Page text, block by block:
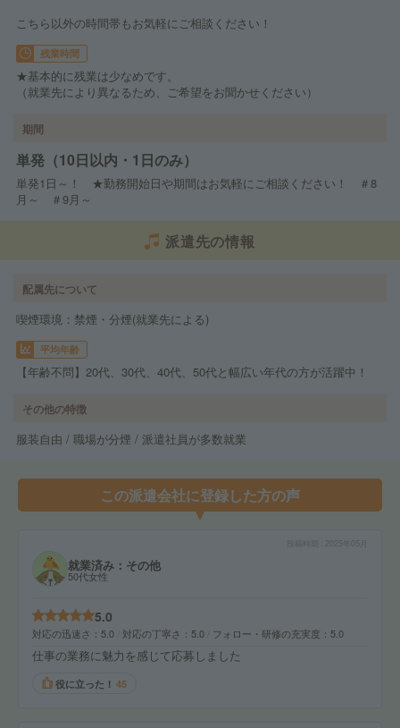
こちら以外の時間帯もお気軽にご相談ください！
残業時間
★基本的に残業は少なめです。
（就業先により異なるため、ご希望をお聞かせください）
期間
単発（10日以内・1日のみ）
単発1日～！ ★勤務開始日や期間はお気軽にご相談ください！ ＃8
月～ ＃9月～
派遣先の情報
配属先について
喫煙環境：禁煙・分煙(就業先による)
平均年齢
【年齢不問】20代、30代、40代、50代と幅広い年代の方が活躍中！
その他の特徴
服装自由 / 職場が分煙 / 派遣社員が多数就業
この派遣会社に登録した方の声
2025年05月
就業済み：その他
50代女性
5.0
対応の迅速さ 5.0 対応の丁寧さ 5.0 フォロー・研修の充実度 5.0
仕事の業務に魅力を感じて応募しました
役に立った！ 45